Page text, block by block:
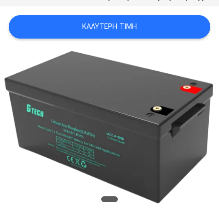
ΠΟΛΙΤΙΚΉ
ΜΥΣΤΙΚΌΤΗΤΑΣ
ΚΑΛΎΤΕΡΗ ΤΙΜΉ